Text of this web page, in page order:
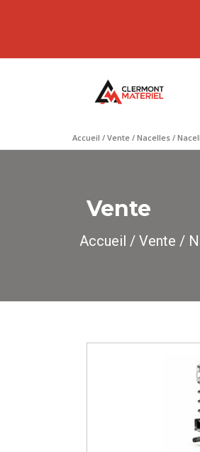
Accueil / Vente / Nacelles /
Vente
Accueil / Vente /